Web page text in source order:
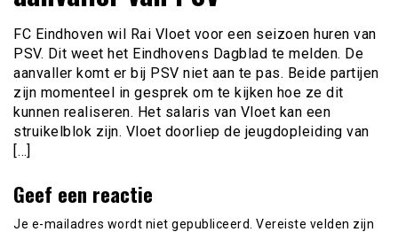
FC Eindhoven wil Rai Vloet voor een seizoen huren van
PSV. Dit weet het Eindhovens Dagblad te melden. De
aanvaller komt er bij PSV niet aan te pas. Beide partijen
zijn momenteel in gesprek om te kijken hoe ze dit
kunnen realiseren. Het salaris van Vloet kan een
struikelblok zijn. Vloet doorliep de jeugdopleiding van
[…]
Geef een reactie
Je e-mailadres wordt niet gepubliceerd. Vereiste velden zijn